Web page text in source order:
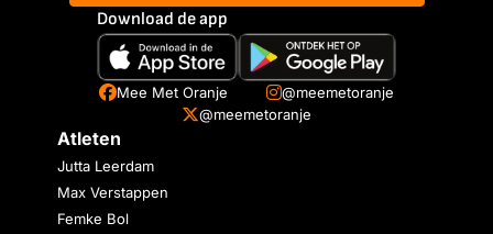
Download de app
Mee Met Oranje
@meemetoranje
@meemetoranje
Atleten
Jutta Leerdam
Max Verstappen
Femke Bol